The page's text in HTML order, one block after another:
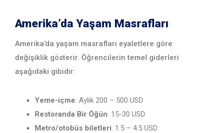
Amerika’da Yaşam Masrafları
Amerika’da yaşam masrafları eyaletlere göre
değişiklik gösterir. Öğrencilerin temel giderleri
aşağıdaki gibidir:
Yeme-içme: Aylık 200 – 500 USD
Restoranda Bir Öğün: 15-30 USD
Metro/otobüs biletleri: 1.5 – 4.5 USD